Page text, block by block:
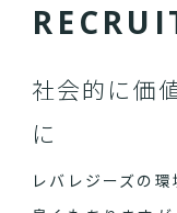
RECRU I
社会的に価
に
レバレジーズの